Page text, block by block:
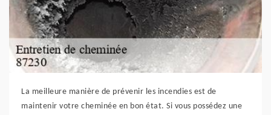
La meilleure manière de prévenir les incendies est de
maintenir votre cheminée en bon état. Si vous possédez une